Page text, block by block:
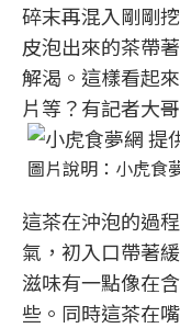
碎末再混入剛剛
皮泡出來的茶帶
解渴。這樣看起
片等？有記者大
圖片說明：小虎食
這茶在沖泡的過
氣，初入口帶著
滋味有一點像在
些。同時這茶在